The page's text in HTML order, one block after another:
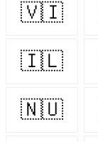
🇻🇮
🇮🇱
🇳🇺